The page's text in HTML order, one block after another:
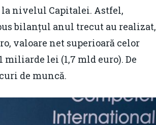
nivelul Capitalei. Astfel,
bilanțul anul trecut au realizat,
valoare net superioară celor
lei (1,7 mld euro). De
de muncă.